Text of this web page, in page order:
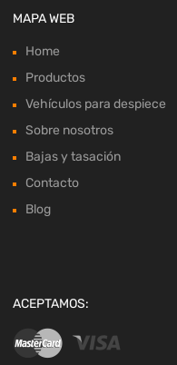
MAPA WEB
Home
Productos
Vehículos para despiece
Sobre nosotros
Bajas y tasación
Contacto
Blog
ACEPTAMOS: